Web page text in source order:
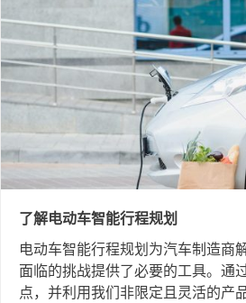
了解电动车智能行程规划
电动车智能行程规划为汽车制造商
面临的挑战提供了必要的工具。通
点，并利用我们非限定且灵活的产